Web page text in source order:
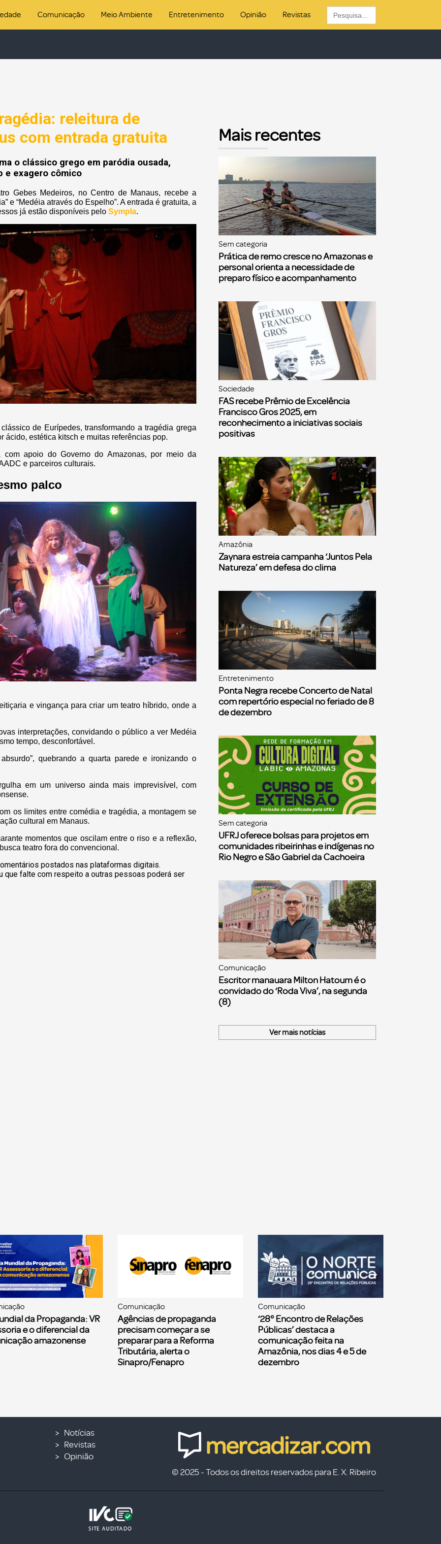
Comunicação Meio Ambiente Entretenimento Opinião Revistas
Search
for:
releitura de
com entrada gratuita
o clássico grego em paródia ousada,
e exagero cômico
Gebes Medeiros, no Centro de Manaus, recebe a
e “Medéia através do Espelho”. A entrada é gratuita, a
já estão disponíveis pelo Sympla.
de Eurípedes, transformando a tragédia grega
ácido, estética kitsch e muitas referências pop.
apoio do Governo do Amazonas, por meio da
e parceiros culturais.
palco
e vingança para criar um teatro híbrido, onde a
interpretações, convidando o público a ver Medéia
tempo, desconfortável.
quebrando a quarta parede e ironizando o
em um universo ainda mais imprevisível, com
os limites entre comédia e tragédia, a montagem se
cultural em Manaus.
momentos que oscilam entre o riso e a reflexão,
teatro fora do convencional.
postados nas plataformas digitais.
que falte com respeito a outras pessoas poderá ser
Mais recentes
Sem categoria
Prática de remo cresce no Amazonas e
personal orienta a necessidade de
preparo físico e acompanhamento
Sociedade
FAS recebe Prêmio de Excelência
Francisco Gros 2025, em
reconhecimento a iniciativas sociais
positivas
Amazônia
Zaynara estreia campanha ‘Juntos Pela
Natureza’ em defesa do clima
Entretenimento
Ponta Negra recebe Concerto de Natal
com repertório especial no feriado de 8
de dezembro
Sem categoria
UFRJ oferece bolsas para projetos em
comunidades ribeirinhas e indígenas no
Rio Negro e São Gabriel da Cachoeira
Comunicação
Escritor manauara Milton Hatoum é o
convidado do ‘Roda Viva’, na segunda
(8)
Ver mais notícias
da Propaganda: VR
e o diferencial da
amazonense
Comunicação
Agências de propaganda
precisam começar a se
preparar para a Reforma
Tributária, alerta o
Sinapro/Fenapro
Comunicação
‘28° Encontro de Relações
Públicas’ destaca a
comunicação feita na
Amazônia, nos dias 4 e 5 de
dezembro
Notícias
Revistas
Opinião
© 2025 - Todos os direitos reservados para E. X. Ribeiro